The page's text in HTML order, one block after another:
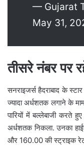
— Gujarat
May 31,
तीसरे नंबर पर
सनराइजर्स हैदराबाद के
ज्यादा अर्धशतक लगाने के
पारियों में बल्लेबाजी
अर्धशतक निकला. उनका
और 160.00 की स्ट्राइक